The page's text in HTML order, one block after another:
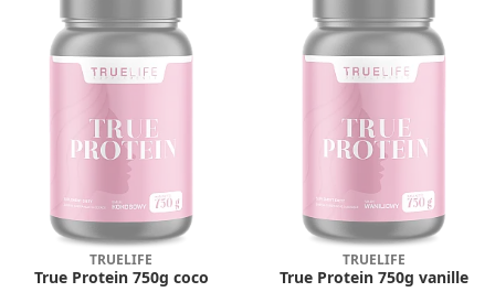
TRUELIFE
True Protein 750g coco
TRUELIFE
True Protein 750g vanille